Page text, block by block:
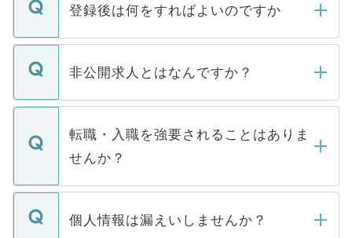
登録後は何をすればよいのですか
ご登録いただきましたら、弊社担当者がご
登録内容を確認し、その後メールもしくは
ます。通常、5営業日以内にはご連絡をせて
いただきますので、しばらくお待ちくださ
非公開求人とはなんですか？
マイナビDOCTORで取り扱っている求人の
うち約3割は、Webサイトからご覧いただ
けない「非公開求人」です。非公開求人は
下記の理由によって、一般には公開してい
ません。
■応募殺到を避けるため 人気のある医療機
転職・入職を強要されることはありま
せんか？
転職・入職を強要することは一切ありませ
ん。また、仮に応募先から内定をいただい
個人情報は漏えいしませんか？